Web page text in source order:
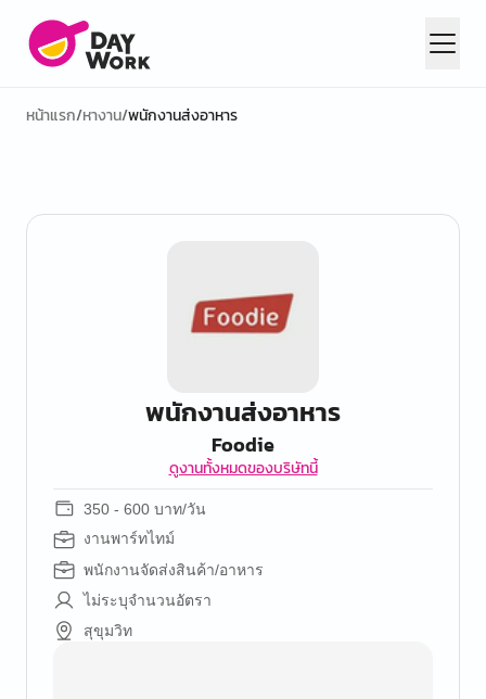
หน้าแรก/หางาน/พนักงานส่งอาหาร
พนักงานส่งอาหาร
Foodie
ดูงานทั้งหมดของบริษัทนี้
350 - 600 บาท/วัน
งานพาร์ทไทม์
พนักงานจัดส่งสินค้า/อาหาร
ไม่ระบุจำนวนอัตรา
สุขุมวิท